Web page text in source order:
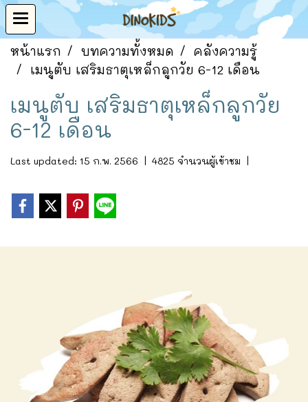
หน้าแรก บทความทั้งหมด
คลังความรู้
เมนูตับ เสริมธาตุเหล็กลูกวัย 6-12 เดือน
เมนูตับ เสริมธาตุเหล็กลูกวัย
6-12 เดือน
Last updated: 15 ก.พ. 2566 | 4825 จำนวนผู้เข้าชม |